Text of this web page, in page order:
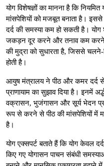
योग विशेषज्ञों का मानना है कि
मांसपेशियों को मजबूत बनाता है। इससे
दर्द की समस्या कम हो सकती है। योग
जकड़न दूर करने और तनाव कम करने में
की मुद्रा को सुधारता है, जिससे
होती है।
आयुष मंत्रालय ने पीठ और कमर दर्द
प्राणायाम का सुझाव दिया है। इनमें
वक्रासन, भुजंगासन और सूर्य भेदन
रूप से करने से पीठ की मांसपेशियों में
है।
योग एक्सपर्ट बताते हैं कि योग केवल
किए गए योगासन पाचन संबंधी